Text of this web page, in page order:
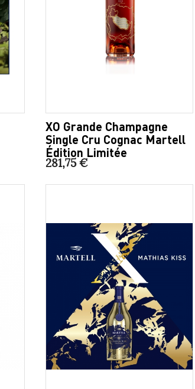
XO Grande Champagne
Single Cru Cognac Martell
Édition Limitée
281,75 €